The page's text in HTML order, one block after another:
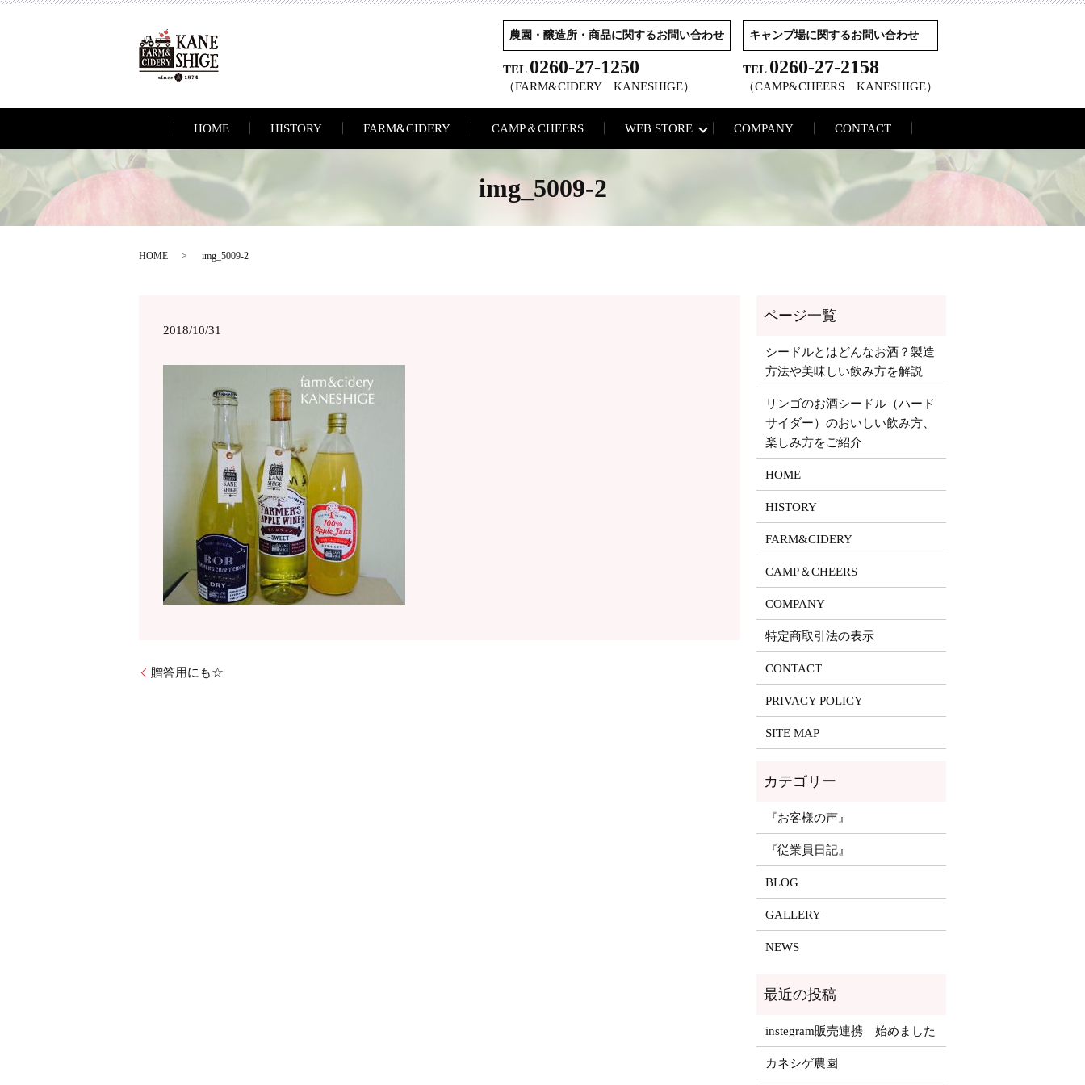
農園・醸造所・商品に関するお問い合わせ
TEL 0260-27-1250
（FARM&CIDERY KANESHIGE）
キャンプ場に関するお問い合わせ
TEL 0260-27-2158
（CAMP&CHEERS KANESHIGE）
HOME HISTORY FARM&CIDERY CAMP＆CHEERS WEB STORE COMPANY CONTACT
img_5009-2
HOME img_5009-2
2018/10/31
贈答用にも☆
シードルとはどんなお酒？製造
方法や美味しい飲み方を解説
リンゴのお酒シードル（ハード
サイダー）のおいしい飲み方、
楽しみ方をご紹介
HOME
HISTORY
FARM&CIDERY
CAMP＆CHEERS
COMPANY
特定商取引法の表示
CONTACT
PRIVACY POLICY
SITE MAP
『お客様の声』
『従業員日記』
BLOG
GALLERY
NEWS
instegram販売連携 始めました
カネシゲ農園